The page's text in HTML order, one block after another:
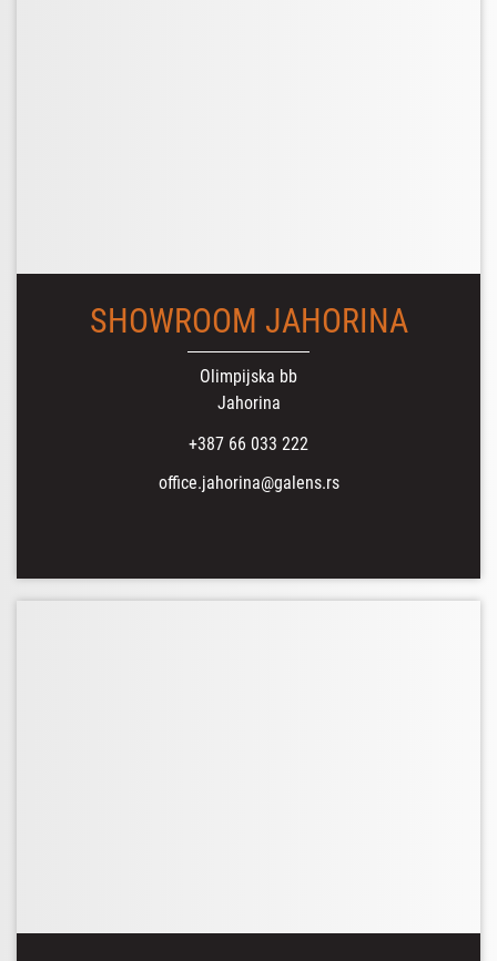
SHOWROOM JAHORINA
Olimpijska bb
Jahorina
+387 66 033 222
office.jahorina@galens.rs